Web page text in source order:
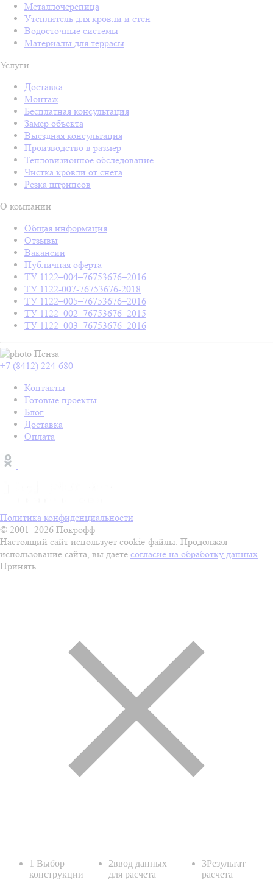
Металлочерепица
Утеплитель для кровли и стен
Водосточные системы
Материалы для террасы
Услуги
Доставка
Монтаж
Бесплатная консультация
Замер объекта
Выездная консультация
Производство в размер
Тепловизионное обследование
Чистка кровли от снега
Резка штрипсов
О компании
Общая информация
Отзывы
Вакансии
Публичная оферта
ТУ 1122–004–76753676–2016
ТУ 1122-007-76753676-2018
ТУ 1122–005–76753676–2016
ТУ 1122–002–76753676–2015
ТУ 1122–003–76753676–2016
Пенза
+7 (8412) 224-680
Контакты
Готовые проекты
Блог
Доставка
Оплата
Политика конфиденциальности
© 2001–2026 Покрофф
Настоящий сайт использует cookie-файлы. Продолжая
использование сайта, вы даёте согласие на обработку данных .
Принять